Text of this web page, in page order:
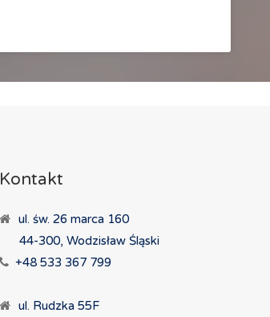
Kontakt
ul. św. 26 marca 160
44-300, Wodzisław Śląski
+48 533 367 799
ul. Rudzka 55F